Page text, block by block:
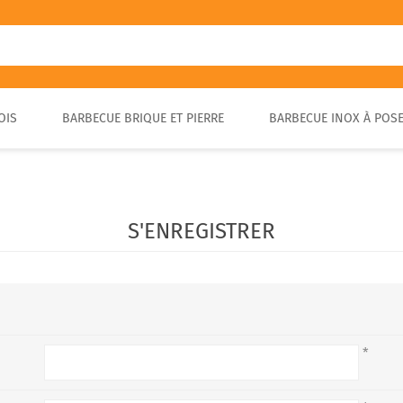
BRASA
PIZZA EXTÉRIEUR
BARBECUE BRIQUE ET PIERRE BARBECUE INOX À
S'ENREGISTRER
*